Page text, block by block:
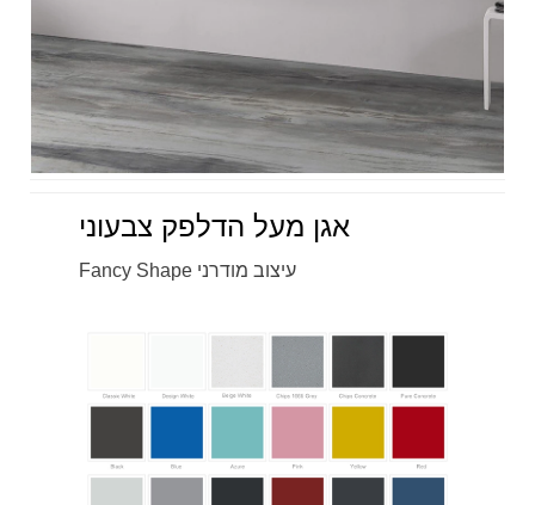
אגן מעל הדלפק צבעוני
Fancy Shape עיצוב מודרני